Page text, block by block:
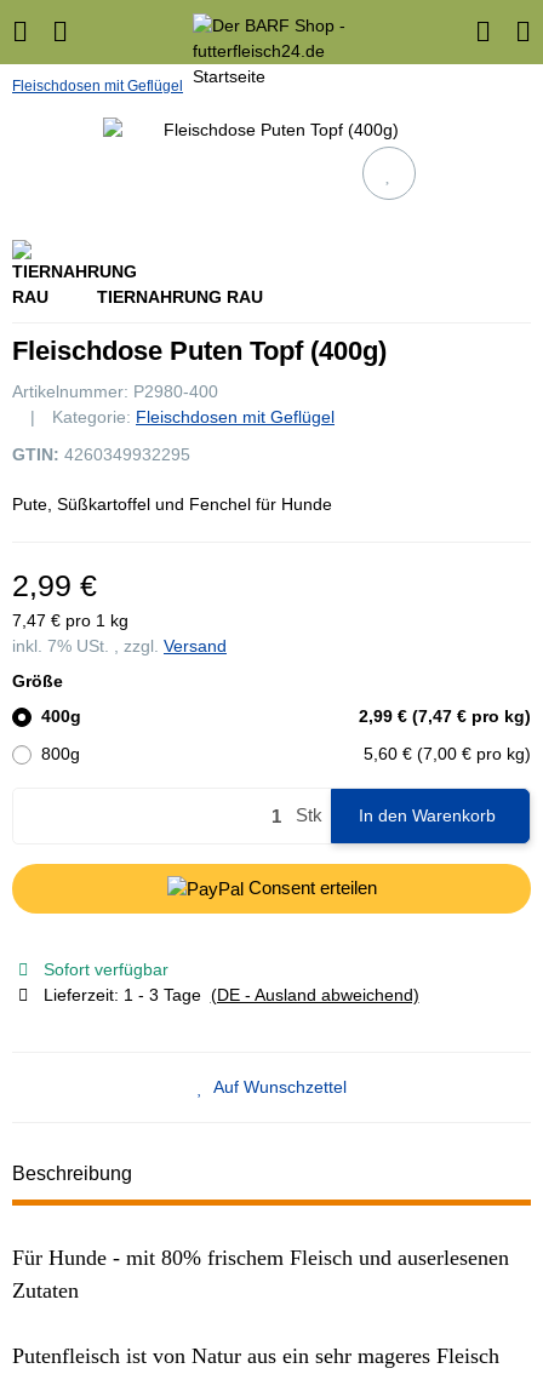
Fleischdosen mit Geflügel
TIERNAHRUNG RAU
Fleischdose Puten Topf (400g)
Artikelnummer: P2980-400
Kategorie: Fleischdosen mit Geflügel
GTIN: 4260349932295
Pute, Süßkartoffel und Fenchel für Hunde
2,99 €
7,47 € pro 1 kg
inkl. 7% USt. , zzgl. Versand
Größe
400g
2,99 € (7,47 € pro kg)
800g
5,60 € (7,00 € pro kg)
Stk In den Warenkorb
Consent erteilen
Sofort verfügbar
Lieferzeit: 1 - 3 Tage (DE - Ausland abweichend)
Auf Wunschzettel
Beschreibung
Für Hunde - mit 80% frischem Fleisch und auserlesenen
Zutaten
Putenfleisch ist von Natur aus ein sehr mageres Fleisch